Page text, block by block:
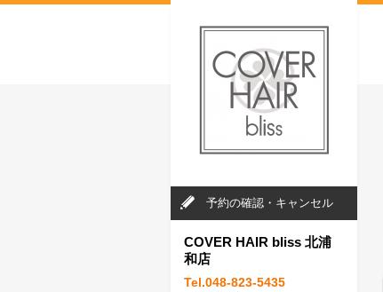
予約の確認・キャンセル
COVER HAIR bliss 北浦
和店
Tel.048-823-5435